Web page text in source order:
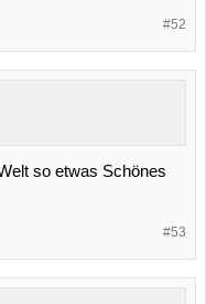
#52
so etwas Schönes
#53